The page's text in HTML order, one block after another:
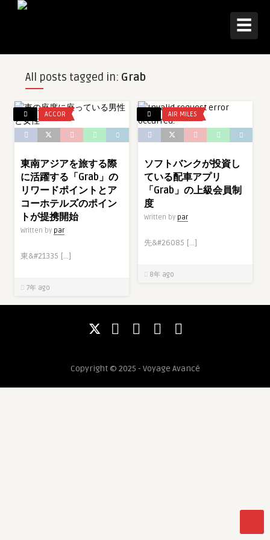
☰
All posts tagged in: Grab
ACCOR
東南アジアを旅する際
に活躍する「Grab」の
リワードポイントとア
コーホテルズのポイン
トが提携開始
Written by par
東&#21335 […]
7年 ago
AIR MILES
ソフトバンクが投資し
ている配車アプリ
「Grab」の上級会員制
度
Written by par
先&#26085 […]
8年 ago
Copyright © 2025 - Voyage Avancé